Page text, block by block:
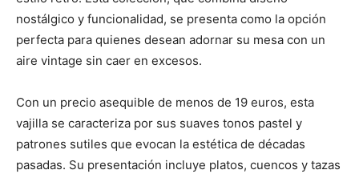
nostálgico y funcionalidad, se presenta como la opción
perfecta para quienes desean adornar su mesa con un
aire vintage sin caer en excesos.
Con un precio asequible de menos de 19 euros, esta
vajilla se caracteriza por sus suaves tonos pastel y
patrones sutiles que evocan la estética de décadas
pasadas. Su presentación incluye platos, cuencos y tazas